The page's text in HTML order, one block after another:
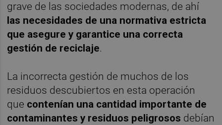
grave de las sociedades modernas, de ahí
las necesidades de una normativa estricta
que asegure y garantice una correcta
gestión de reciclaje.
La incorrecta gestión de muchos de los
residuos descubiertos en esta operación
que contenían una cantidad importante de
contaminantes y residuos peligrosos debían